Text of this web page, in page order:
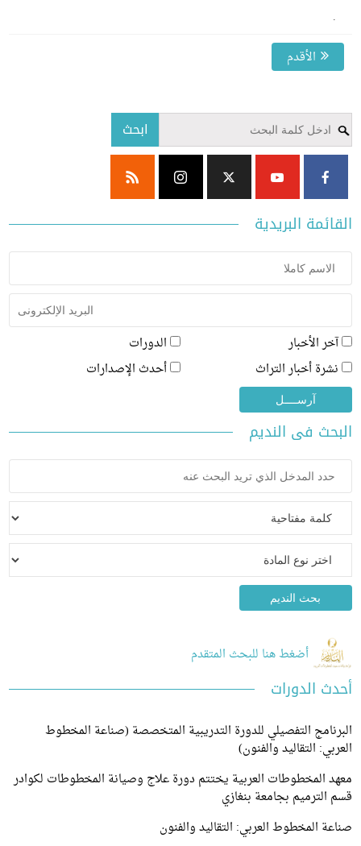
الأقدم
البريدية
الأخبار
الدورات
أخبار التراث
أحدث الإصدارات
فى النديم
أضغط هنا للبحث المتقدم
الدورات
التفصيلي للدورة التدريبية المتخصصة (صناعة المخطوط
التقاليد والفنون)
المخطوطات العربية يختتم دورة علاج وصيانة المخطوطات لكوادر
بجامعة بنغازي
المخطوط العربي: التقاليد والفنون